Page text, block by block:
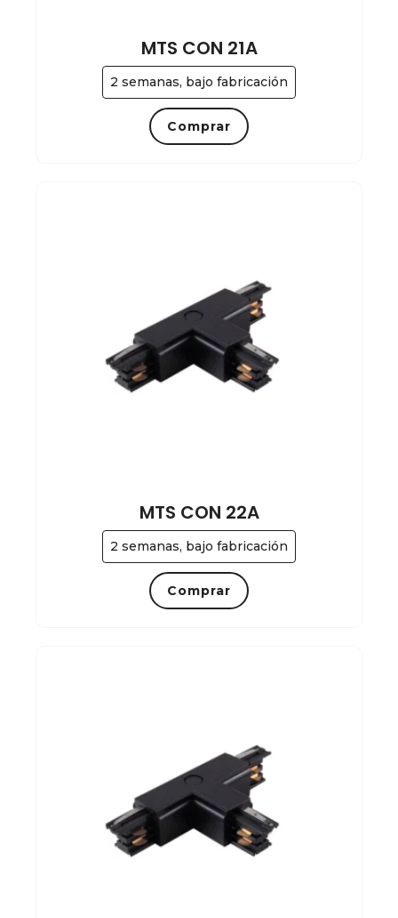
2 semanas, bajo fabricación
MTS CON 21A
Comprar
2 semanas, bajo fabricación
MTS CON 22A
Comprar